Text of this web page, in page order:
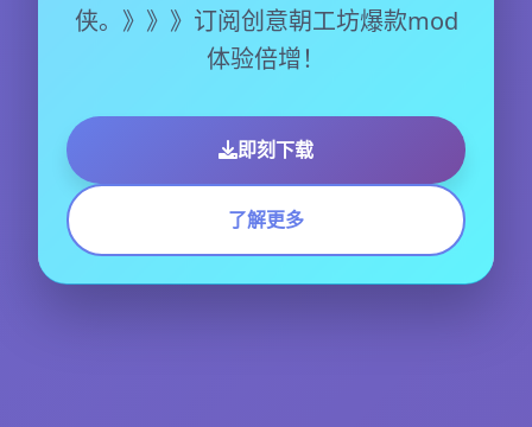
侠。》》》订阅创意朝工坊爆款mod
体验倍增！
即刻下载
了解更多